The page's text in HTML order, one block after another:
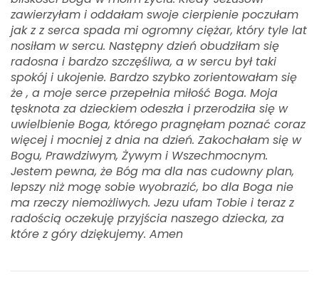
zawierzyłam i oddałam swoje cierpienie poczułam
jak z z serca spada mi ogromny ciężar, który tyle lat
nosiłam w sercu. Następny dzień obudziłam się
radosna i bardzo szczęśliwa, a w sercu był taki
spokój i ukojenie. Bardzo szybko zorientowałam się
że , a moje serce przepełnia miłość Boga. Moja
tęsknota za dzieckiem odeszła i przerodziła się w
uwielbienie Boga, którego pragnęłam poznać coraz
więcej i mocniej z dnia na dzień. Zakochałam się w
Bogu, Prawdziwym, Żywym i Wszechmocnym.
Jestem pewna, że Bóg ma dla nas cudowny plan,
lepszy niż mogę sobie wyobrazić, bo dla Boga nie
ma rzeczy niemożliwych. Jezu ufam Tobie i teraz z
radością oczekuję przyjścia naszego dziecka, za
które z góry dziękujemy. Amen